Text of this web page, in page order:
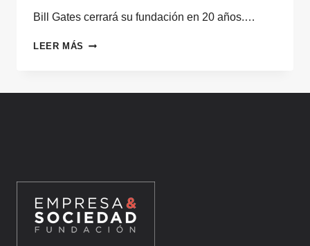
Bill Gates cerrará su fundación en 20 años.…
LEER MÁS CERRAR